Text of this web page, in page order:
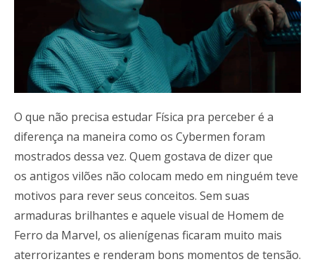
O que não precisa estudar Física pra perceber é a
diferença na maneira como os Cybermen foram
mostrados dessa vez. Quem gostava de dizer que
os antigos vilões não colocam medo em ninguém teve
motivos para rever seus conceitos. Sem suas
armaduras brilhantes e aquele visual de Homem de
Ferro da Marvel, os alienígenas ficaram muito mais
aterrorizantes e renderam bons momentos de tensão.